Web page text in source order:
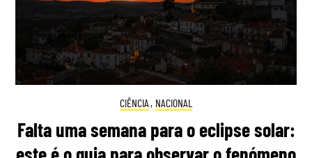
CIÊNCIA , NACIONAL
Falta uma semana para o eclipse solar: